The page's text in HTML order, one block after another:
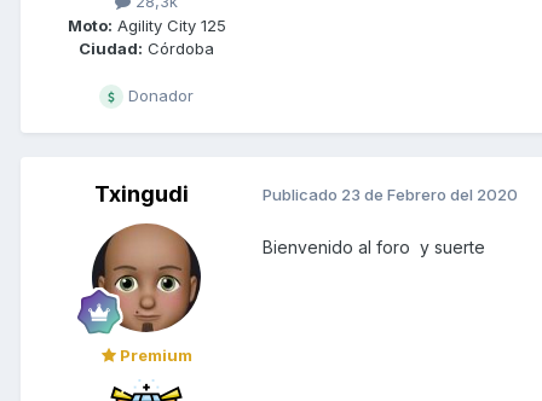
Moto: Agility City 125
Ciudad: Córdoba
Donador
Txingudi
Premium
Publicado 23 de Febrero del 2020
Bienvenido al foro y suerte